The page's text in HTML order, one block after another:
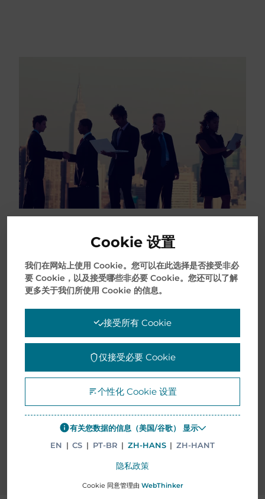
电子服务解决方案
使决策过程更加清晰。 然而，连接性仍然是商业成功
的先决条件。
明德 定制电子商务集成和解决方案支持标准的电子商
务技术，可以实现复杂的 5G 增强。 我们提供扩大数
Cookie 设置
我们在网站上使用 Cookie。您可以在此选择是否接受非必
要 Cookie，以及接受哪些非必要 Cookie。您还可以了解
更多关于我们所使用 Cookie 的信息。
接受所有 Cookie
仅接受必要 Cookie
个性化 Cookie 设置
有关您数据的信息（美国/谷歌） 显示
EN | CS | PT-BR | ZH-HANS | ZH-HANT
隐私政策
Cookie 同意管理由 WebThinker